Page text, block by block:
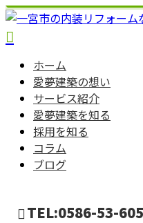
ホーム
愛夢建築の想い
サービス紹介
愛夢建築を知る
採用を知る
コラム
ブログ
TEL:0586-53-